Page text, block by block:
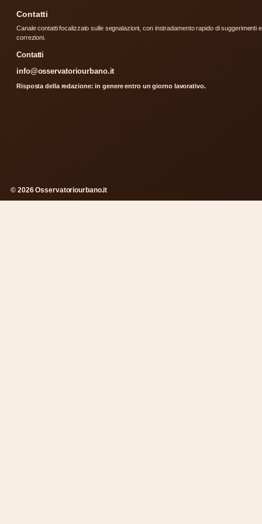
Contatti
Canale contatti focalizzato sulle segnalazioni, con instradamento rapido di suggerimenti e
correzioni.
Contatti
info@osservatoriourbano.it
Risposta della redazione: in genere entro un giorno lavorativo.
© 2026 Osservatoriourbano.it